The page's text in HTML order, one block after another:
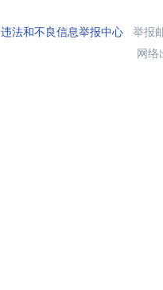
违法和不良信息举报中心举报
网